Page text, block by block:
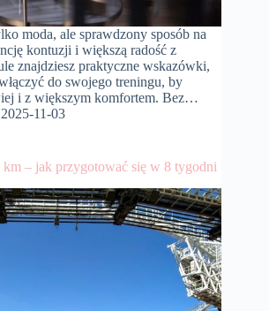
moda, ale sprawdzony sposób na
kontuzji i większą radość z
znajdziesz praktyczne wskazówki,
do swojego treningu, by
i z większym komfortem. Bez…
2025-11-03
– jak przygotować się w 8 tygodni